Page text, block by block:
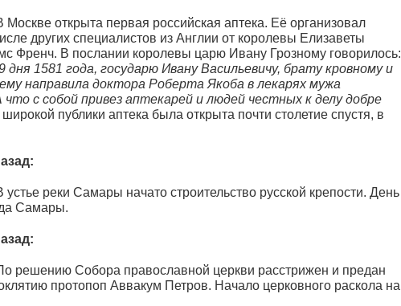
открыта первая российская аптека. Её организовал
других специалистов из Англии от королевы Елизаветы
Френч. В послании королевы царю Ивану Грозному говорилось:
дня 1581 года, государю Ивану Васильевичу, брату кровному и
направила доктора Роберта Якоба в лекарях мужа
с собой привез аптекарей и людей честных к делу добре
публики аптека была открыта почти столетие спустя, в
реки Самары начато строительство русской крепости. День
Самары.
решению Собора православной церкви расстрижен и предан
протопоп Аввакум Петров. Начало церковного раскола на